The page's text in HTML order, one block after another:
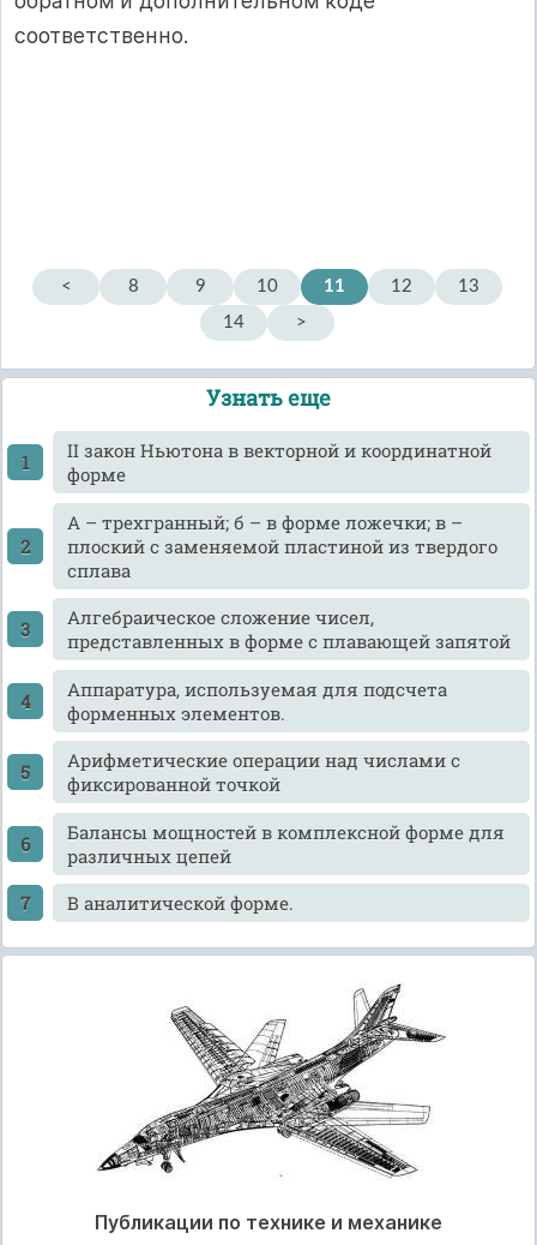
соответственно.
< 8 9 10 11 12
13
14
>
Узнать еще
II закон Ньютона в векторной и координатной
форме
А – трехгранный; б – в форме ложечки; в –
плоский с заменяемой пластиной из твердого
сплава
Алгебраическое сложение чисел,
представленных в форме с плавающей запятой
Аппаратура, используемая для подсчета
форменных элементов.
Арифметические операции над числами с
фиксированной точкой
Балансы мощностей в комплексной форме для
различных цепей
В аналитической форме.
Публикации по технике и механике